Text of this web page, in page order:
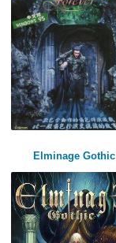
Elminage Gothic